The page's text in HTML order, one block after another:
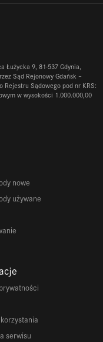
Łużycka 9, 81-537 Gdynia,
Sąd Rejonowy Gdańsk –
Rejestru Sądowego pod nr KRS:
w wysokości 1.000.000,00
nowe
używane
serwisu